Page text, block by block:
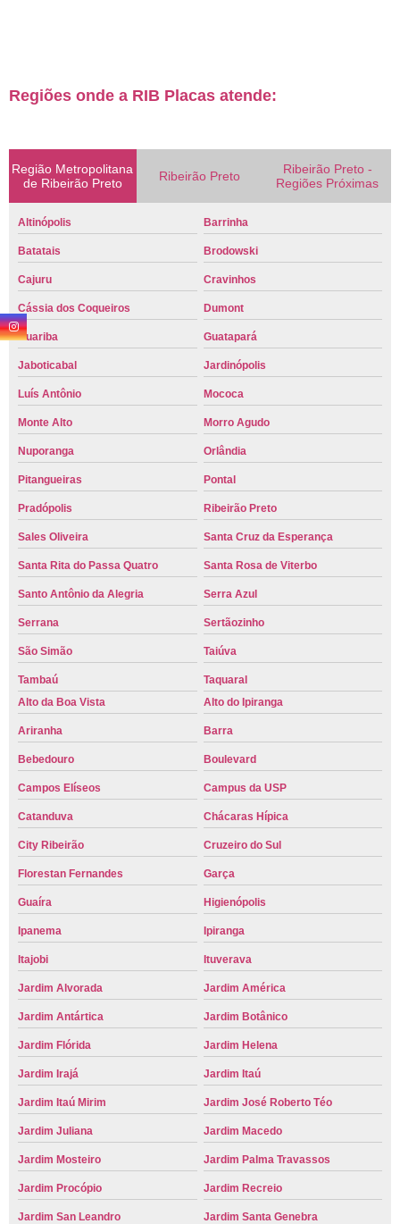
Regiões onde a RIB Placas atende:
Região Metropolitana
de Ribeirão Preto
Ribeirão Preto
Ribeirão Preto -
Regiões Próximas
Altinópolis Barrinha
Batatais Brodowski
Cajuru Cravinhos
Cássia dos Coqueiros Dumont
Guariba Guatapará
Jaboticabal Jardinópolis
Luís Antônio Mococa
Monte Alto Morro Agudo
Nuporanga Orlândia
Pitangueiras Pontal
Pradópolis Ribeirão Preto
Sales Oliveira Santa Cruz da Esperança
Santa Rita do Passa Quatro Santa Rosa de Viterbo
Santo Antônio da Alegria Serra Azul
Serrana Sertãozinho
São Simão Taiúva
Tambaú
Taquaral
Alto da Boa Vista
Alto do Ipiranga
Ariranha Barra
Bebedouro Boulevard
Campos Elíseos Campus da USP
Catanduva Chácaras Hípica
City Ribeirão Cruzeiro do Sul
Florestan Fernandes Garça
Guaíra Higienópolis
Ipanema Ipiranga
Itajobi Ituverava
Jardim Alvorada Jardim América
Jardim Antártica Jardim Botânico
Jardim Flórida Jardim Helena
Jardim Irajá Jardim Itaú
Jardim Itaú Mirim Jardim José Roberto Téo
Jardim Juliana Jardim Macedo
Jardim Mosteiro Jardim Palma Travassos
Jardim Procópio Jardim Recreio
Jardim San Leandro Jardim Santa Genebra